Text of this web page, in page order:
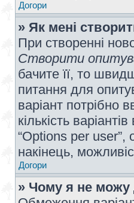
Догори
» Як мені
При створенні
Створити
бачите її, то
питання для
варіант потрібно
кількість
“Options per user”,
накінець,
Догори
» Чому я не можу